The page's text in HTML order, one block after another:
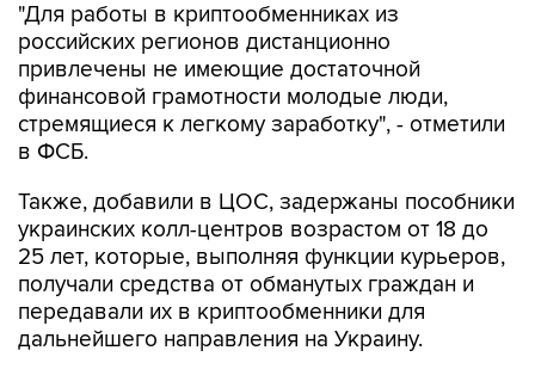
"Для работы в криптообменниках из
российских регионов дистанционно
привлечены не имеющие достаточной
финансовой грамотности молодые люди,
стремящиеся к легкому заработку", - отметили
в ФСБ.
Также, добавили в ЦОС, задержаны пособники
украинских колл-центров возрастом от 18 до
25 лет, которые, выполняя функции курьеров,
получали средства от обманутых граждан и
передавали их в криптообменники для
дальнейшего направления на Украину.